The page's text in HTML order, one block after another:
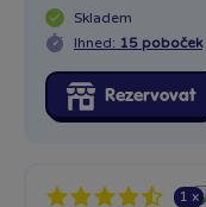
Skladem
Ihned: 15 poboček
Rezervovat
1 x